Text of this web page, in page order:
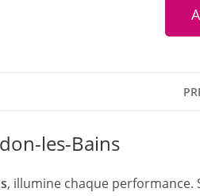
les-Bains
, illumine chaque performance.